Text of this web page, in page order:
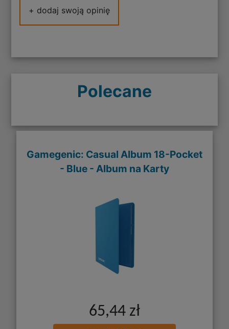
+ dodaj swoją opinię
Polecane
Gamegenic: Casual Album 18-Pocket
- Blue - Album na Karty
65,44 zł